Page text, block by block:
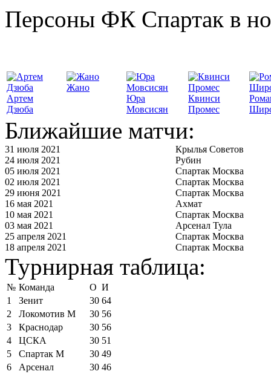
Персоны ФК Спартак в
Артем
Дзюба
Жано
Юра
Мовсисян
Квинси
Промес
Ближайшие матчи:
31 июля 2021
Крылья Советов
24 июля 2021
Рубин
05 июля 2021
Спартак Москва
02 июля 2021
Спартак Москва
29 июня 2021
Спартак Москва
16 мая 2021
Ахмат
10 мая 2021
Спартак Москва
03 мая 2021
Арсенал Тула
25 апреля 2021
Спартак Москва
18 апреля 2021
Спартак Москва
Турнирная таблица:
№ Команда О И
1
Зенит 30 64
2
Локомотив М 30 56
3
Краснодар 30 56
4
ЦСКА 30 51
5
Спартак М 30 49
6
Арсенал 30 46